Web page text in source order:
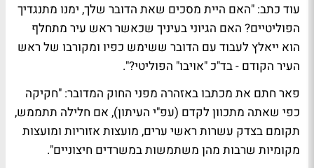
עוד כתב: "האם היית מסכים שאת הדובר שלך, ימנו מתנגדיך
הפוליטיים? האם הגיוני בעיניך שכאשר ראש עיר מתחלף
הוא ייאלץ לעבוד עם הדובר ששימש כפיו ומקורבו של ראש
העיר הקודם - בד"כ "אויבו" הפוליטי?".
פאר חתם את מכתבו באזהרה מפני החוק המדובר: "חקיקה
כפי שאתה מתכוון לקדם (עפ"י העיתון), אם חלילה תתממש,
תקומם בצדק עשרות ראשי ערים, מועצות אזוריות ומועצות
מקומיות שרבות מהן משתמשות במשרדים חיצוניים".